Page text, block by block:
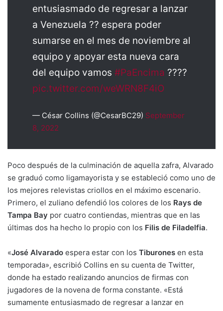
entusiasmado de regresar a lanzar
a Venezuela ?? espera poder
sumarse en el mes de noviembre al
equipo y apoyar esta nueva cara
del equipo vamos #PaEncima ????
pic.twitter.com/weWRN8F4iO
— César Collins (@CesarBC29) September
8, 2022
Poco después de la culminación de aquella zafra, Alvarado
se graduó como ligamayorista y se estableció como uno de
los mejores relevistas criollos en el máximo escenario.
Primero, el zuliano defendió los colores de los Rays de
Tampa Bay por cuatro contiendas, mientras que en las
últimas dos ha hecho lo propio con los Filis de Filadelfia.
«José Alvarado espera estar con los Tiburones en esta
temporada», escribió Collins en su cuenta de Twitter,
donde ha estado realizando anuncios de firmas con
jugadores de la novena de forma constante. «Está
sumamente entusiasmado de regresar a lanzar en